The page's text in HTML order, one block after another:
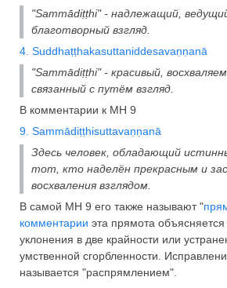
"Sammādiṭṭhi" - надлежащий,
благотворный взгляд.
4. Suddhaṭṭhakasuttaniddesavaṇṇanā
"Sammādiṭṭhi" - красивый,
связанный с путём взгляд.
В комментарии к МН 9
9. Sammādiṭṭhisuttavaṇṇanā
Здесь человек, обладающий
тот, кто наделён прекрасным и
восхваления взглядом.
В самой МН 9 его также называют "
комментарии эта прямота объясняется
уклонения в две крайности или
умственной сгорбленности.
называется "распрямлением".